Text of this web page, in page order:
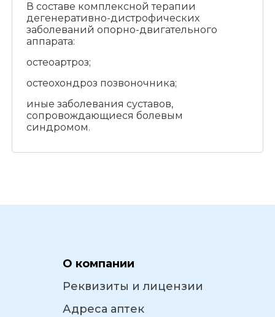
В составе комплексной терапии
дегенеративно-дистрофических
заболеваний опорно-двигательного
аппарата:
остеоартроз;
остеохондроз позвоночника;
иные заболевания суставов,
сопровождающиеся болевым
синдромом.
О компании
Реквизиты и лицензии
Адреса аптек